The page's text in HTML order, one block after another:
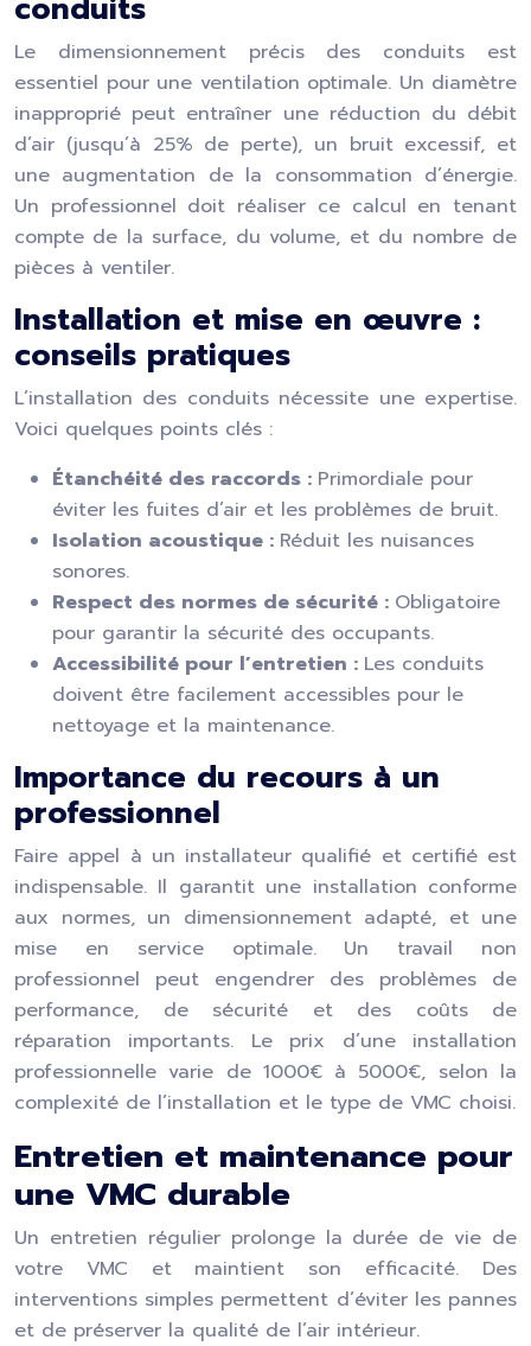
conduits
Le dimensionnement précis des conduits est
essentiel pour une ventilation optimale. Un diamètre
inapproprié peut entraîner une réduction du débit
d’air (jusqu’à 25% de perte), un bruit excessif, et
une augmentation de la consommation d’énergie.
Un professionnel doit réaliser ce calcul en tenant
compte de la surface, du volume, et du nombre de
pièces à ventiler.
Installation et mise en œuvre :
conseils pratiques
L’installation des conduits nécessite une expertise.
Voici quelques points clés :
Étanchéité des raccords : Primordiale pour
éviter les fuites d’air et les problèmes de bruit.
Isolation acoustique : Réduit les nuisances
sonores.
Respect des normes de sécurité : Obligatoire
pour garantir la sécurité des occupants.
Accessibilité pour l’entretien : Les conduits
doivent être facilement accessibles pour le
nettoyage et la maintenance.
Importance du recours à un
professionnel
Faire appel à un installateur qualifié et certifié est
indispensable. Il garantit une installation conforme
aux normes, un dimensionnement adapté, et une
mise en service optimale. Un travail non
professionnel peut engendrer des problèmes de
performance, de sécurité et des coûts de
réparation importants. Le prix d’une installation
professionnelle varie de 1000€ à 5000€, selon la
complexité de l’installation et le type de VMC choisi.
Entretien et maintenance pour
une VMC durable
Un entretien régulier prolonge la durée de vie de
votre VMC et maintient son efficacité. Des
interventions simples permettent d’éviter les pannes
et de préserver la qualité de l’air intérieur.